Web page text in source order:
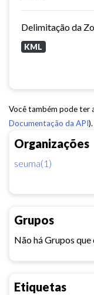
Organizações
seuma(1)
Grupos
Não há Grupos
Etiquetas
KML
Você também pode ter
Documentação da API).